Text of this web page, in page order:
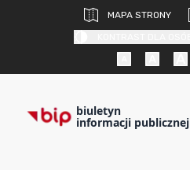
MAPA STRONY
biuletyn
informacji publicznej